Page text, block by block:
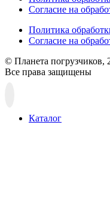
Согласие на
Политика
Согласие на
© Планета погрузчиков,
Все права защищены
Каталог